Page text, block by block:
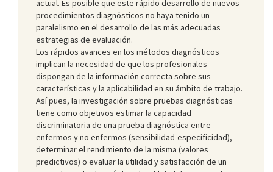
actual. Es posible que este rápido desarrollo de nuevos
procedimientos diagnósticos no haya tenido un
paralelismo en el desarrollo de las más adecuadas
estrategias de evaluación.
Los rápidos avances en los métodos diagnósticos
implican la necesidad de que los profesionales
dispongan de la información correcta sobre sus
características y la aplicabilidad en su ámbito de trabajo.
Así pues, la investigación sobre pruebas diagnósticas
tiene como objetivos estimar la capacidad
discriminatoria de una prueba diagnóstica entre
enfermos y no enfermos (sensibilidad-especificidad),
determinar el rendimiento de la misma (valores
predictivos) o evaluar la utilidad y satisfacción de un